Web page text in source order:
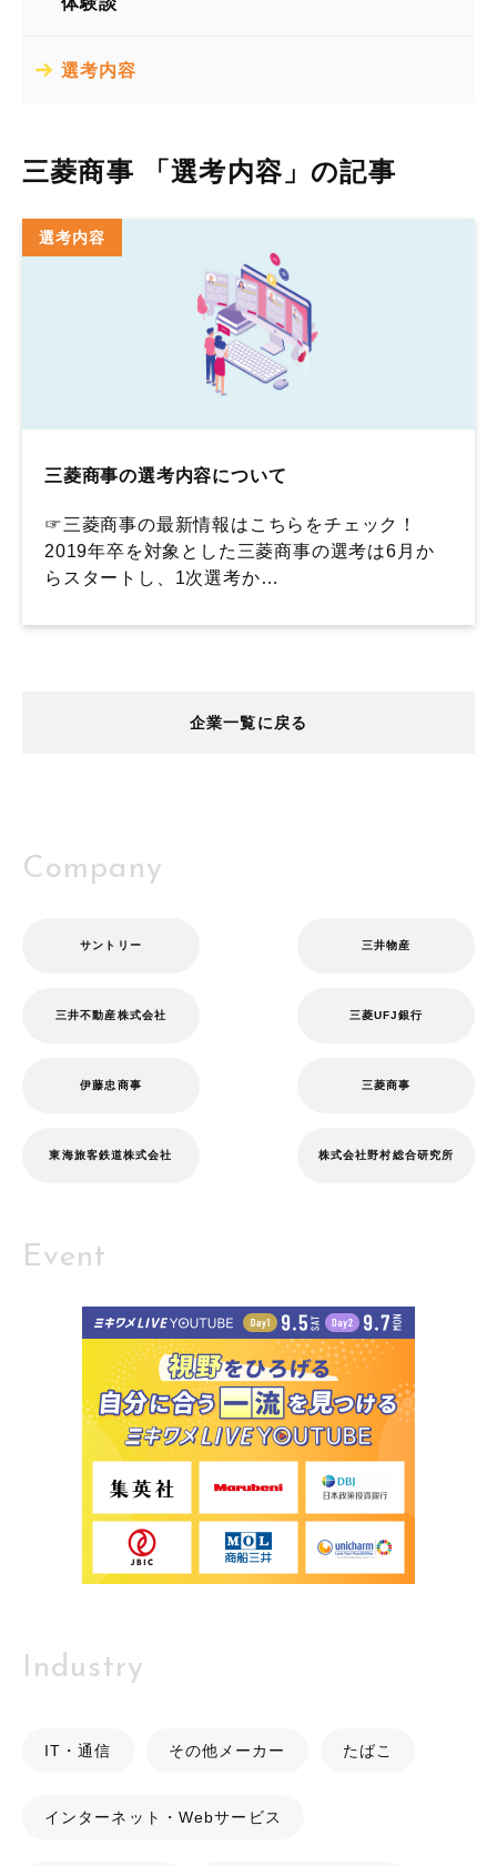
選考内容
三菱商事 「選考内容」の記事
選考内容
三菱商事の選考内容について
☞三菱商事の最新情報はこちらをチェック！
2019年卒を対象とした三菱商事の選考は6月か
らスタートし、1次選考か…
企業一覧に戻る
Company
サントリー 三井物産
三井不動産株式会社 三菱UFJ銀行
伊藤忠商事 三菱商事
東海旅客鉄道株式会社 株式会社野村総合研究所
Event
Industry
IT・通信 その他メーカー たばこ
インターネット・Webサービス